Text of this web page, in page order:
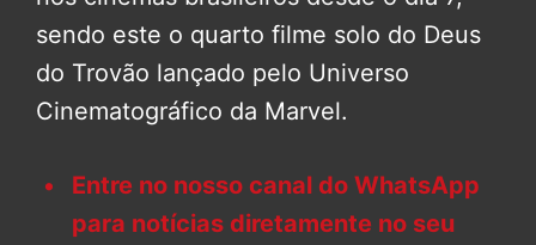
sendo este o quarto filme solo do Deus
do Trovão lançado pelo Universo
Cinematográfico da Marvel.
Entre no nosso canal do WhatsApp
para notícias diretamente no seu